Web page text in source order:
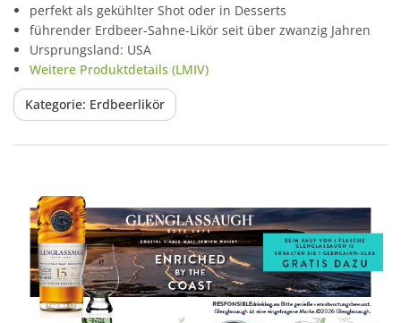
perfekt als gekühlter Shot oder in Desserts
führender Erdbeer-Sahne-Likör seit über zwanzig Jahren
Ursprungsland: USA
Weitere Produktdetails (LMIV)
Kategorie: Erdbeerlikör